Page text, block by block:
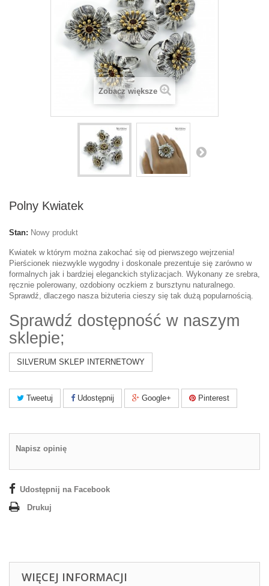
Zobacz większe
Polny Kwiatek
Stan: Nowy produkt
Kwiatek w którym można zakochać się od pierwszego wejrzenia!
Pierścionek niezwykle wygodny i doskonale prezentuje się zarówno w
formalnych jak i bardziej eleganckich stylizacjach. Wykonany ze srebra,
ręcznie polerowany, ozdobiony oczkiem z bursztynu naturalnego.
Sprawdź, dlaczego nasza biżuteria cieszy się tak dużą popularnością.
Sprawdź dostępność w naszym
sklepie;
SILVERUM SKLEP INTERNETOWY
Tweetuj Udostępnij Google+ Pinterest
Napisz opinię
Udostępnij na Facebook
Drukuj
WIĘCEJ INFORMACJI